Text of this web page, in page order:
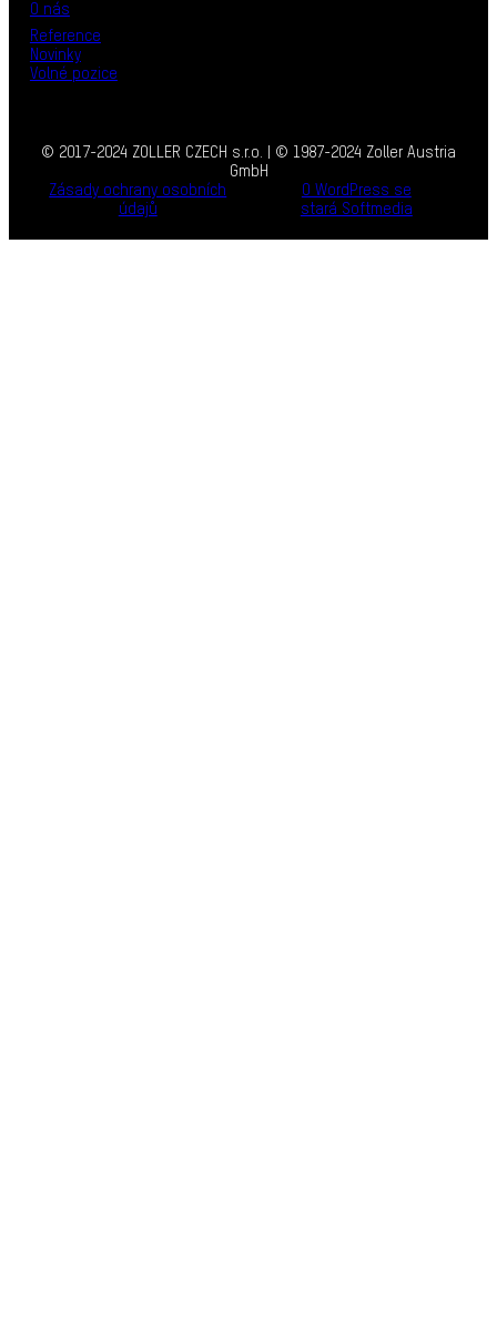
O nás
Reference
Novinky
Volné pozice
© 2017-2024 ZOLLER CZECH s.r.o. | © 1987-2024 Zoller Austria
GmbH
Zásady ochrany osobních
údajů
O WordPress se
stará Softmedia